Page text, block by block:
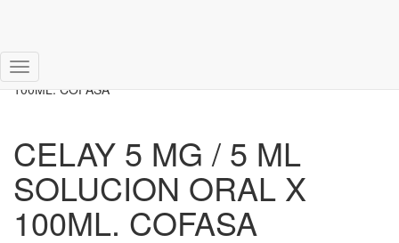
Cambiar
modo
Inicio
100ML. COFASA
CELAY 5 MG / 5 ML
SOLUCION ORAL X
100ML. COFASA